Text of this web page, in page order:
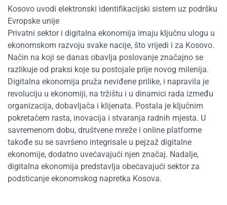
Kosovo uvodi elektronski identifikacijski sistem uz podršku
Evropske unije
Privatni sektor i digitalna ekonomija imaju ključnu ulogu u
ekonomskom razvoju svake nacije, što vrijedi i za Kosovo.
Način na koji se danas obavlja poslovanje značajno se
razlikuje od praksi koje su postojale prije novog milenija.
Digitalna ekonomija pruža neviđene prilike, i napravila je
revoluciju u ekonomiji, na tržištu i u dinamici rada između
organizacija, dobavljača i klijenata. Postala je ključnim
pokretačem rasta, inovacija i stvaranja radnih mjesta. U
savremenom dobu, društvene mreže i online platforme
takođe su se savršeno integrisale u pejzaž digitalne
ekonomije, dodatno uvećavajući njen značaj. Nadalje,
digitalna ekonomija predstavlja obećavajući sektor za
podsticanje ekonomskog napretka Kosova.